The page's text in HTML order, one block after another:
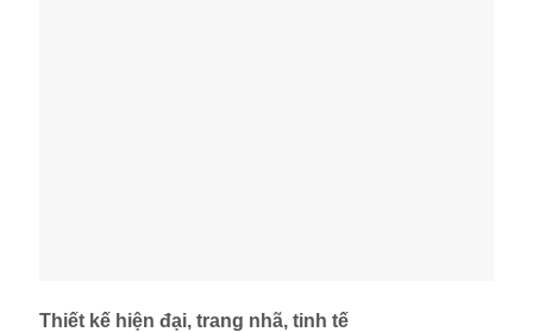
Thiết kế hiện đại, trang nhã, tinh tế